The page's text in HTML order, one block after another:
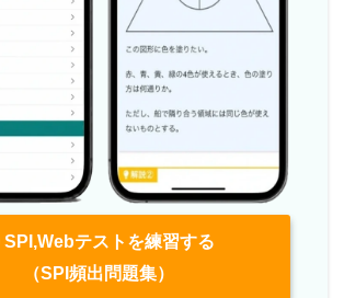
SPI,Webテストを練習する
（SPI頻出問題集）